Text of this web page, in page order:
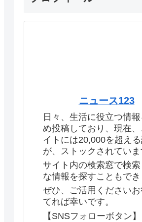
ニュース123
日々、生活に役立つ情報
め投稿しており、現在
イトには20,000を超え
が、ストックされていま
サイト内の検索窓で検
な情報を探すこともでき
ぜひ、ご活用ください
てれば幸いです。
【SNSフォローボタン】